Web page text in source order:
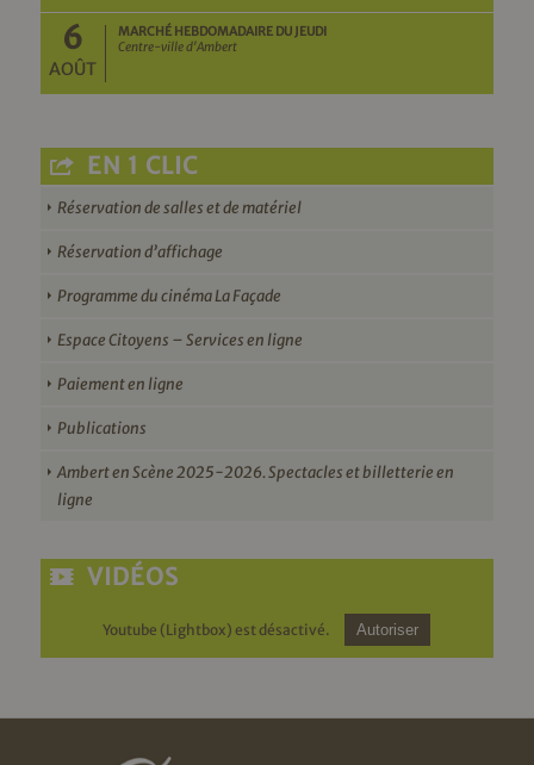
6
AOÛT
MARCHÉ HEBDOMADAIRE DU JEUDI
Centre-ville d'Ambert
EN 1 CLIC
Réservation de salles et de matériel
Réservation d’affichage
Programme du cinéma La Façade
Espace Citoyens – Services en ligne
Paiement en ligne
Publications
Ambert en Scène 2025-2026. Spectacles et billetterie en
ligne
VIDÉOS
Youtube (Lightbox) est désactivé. Autoriser